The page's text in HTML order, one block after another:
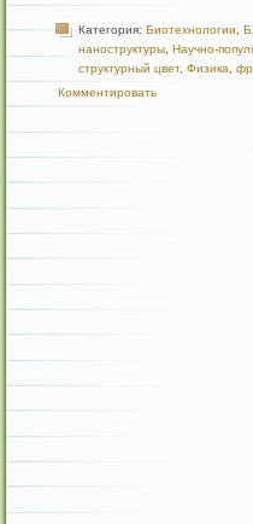
Категория: Биотехнологии
наноструктуры Научно-
структурный цвет, Физика
Комментировать